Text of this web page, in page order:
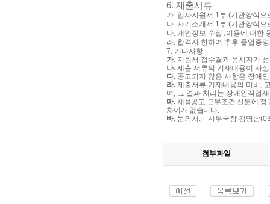
6. 제출서류
가. 입사지원서 1부 (기관양식으
나. 자기소개서 1부 (기관양식으
다. 개인정보 수집 ․ 이용에 대한
라. 합격자 한하여 추후 졸업증
7. 기타사항
가. 지원서 접수결과 응시자가
나. 제출 서류의 기재내용이 사
다. 공고되지 않은 사항은 장애
라. 제출서류 기재내용의 미비 ,
며 , 그 결과 처리는 장애인직업
마. 채용공고 근무조건 신분에 정
차이가 없습니다.
바. 문의처 : 사무국장 김영남
첨부파일